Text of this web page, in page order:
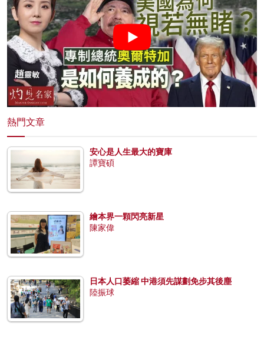
熱門文章
安心是人生最大的寶庫
譚寶碩
繪本界一顆閃亮新星
陳家偉
日本人口萎縮 中港須先謀劃免步其後塵
陸振球